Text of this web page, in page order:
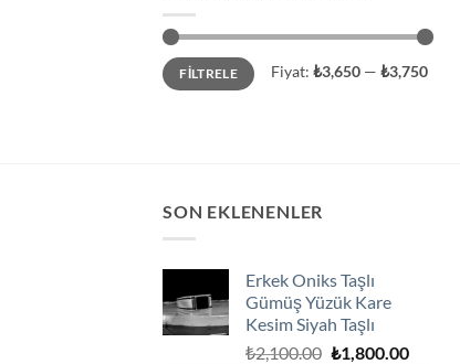
En
düşük
fiyat
En
yüksek
fiyat
FILTRELE Fiyat: ₺3,650 — ₺3,750
SON EKLENENLER
Erkek Oniks Taşlı
Gümüş Yüzük Kare
Kesim Siyah Taşlı
₺2,100.00 Orijinal
₺1,800.00Şu